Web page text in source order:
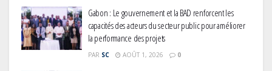
Gabon : Le gouvernement et la BAD renforcent les
capacités des acteurs du secteur public pour améliorer
la performance des projets
PAR SC AOÛT 1, 2026 0